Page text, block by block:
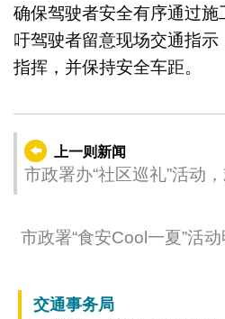
确保驾驶者安全有序通过
吁驾驶者留意现场交通指
指挥，并保持安全车距。
上一则新闻
市政署办“社区巡礼”活动
市政署“食安Cool一夏”活
交通事务局